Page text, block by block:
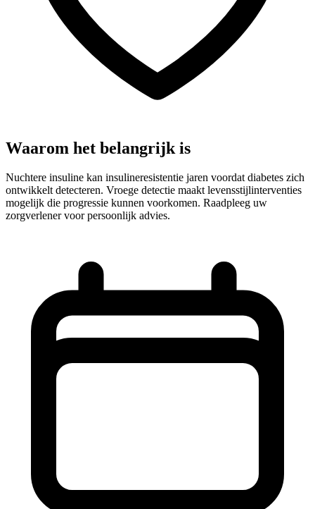
Waarom het belangrijk is
Nuchtere insuline kan insulineresistentie jaren voordat diabetes zich
ontwikkelt detecteren. Vroege detectie maakt levensstijlinterventies
mogelijk die progressie kunnen voorkomen. Raadpleeg uw
zorgverlener voor persoonlijk advies.